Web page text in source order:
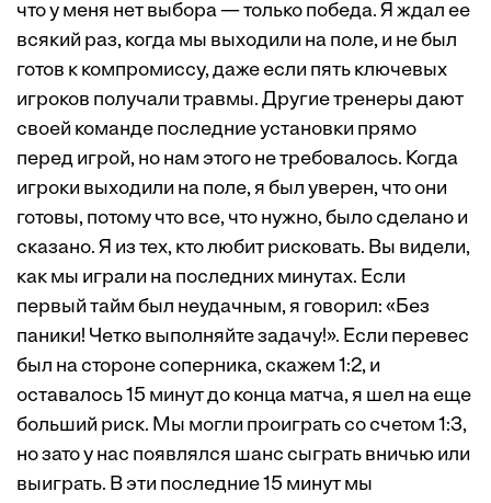
что у меня нет выбора — только победа. Я ждал ее
всякий раз, когда мы выходили на поле, и не был
готов к компромиссу, даже если пять ключевых
игроков получали травмы. Другие тренеры дают
своей команде последние установки прямо
перед игрой, но нам этого не требовалось. Когда
игроки выходили на поле, я был уверен, что они
готовы, потому что все, что нужно, было сделано и
сказано. Я из тех, кто любит рисковать. Вы видели,
как мы играли на последних минутах. Если
первый тайм был неудачным, я говорил: «Без
паники! Четко выполняйте задачу!». Если перевес
был на стороне соперника, скажем 1:2, и
оставалось 15 минут до конца матча, я шел на еще
больший риск. Мы могли проиграть со счетом 1:3,
но зато у нас появлялся шанс сыграть вничью или
выиг­рать. В эти последние 15 минут мы